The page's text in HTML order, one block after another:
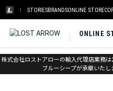
STORIESBRANDSONLINE STORE
ONLINE
株式会社ロストアローの輸入代理店業務
ブルーシープが承継いたし
ホーム > ブラックダイヤモンド > アパ
アウターシェル